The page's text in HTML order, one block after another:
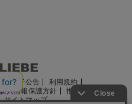
電子公告
利用規約
人情報保護方針
推奨環境
サイトマップ